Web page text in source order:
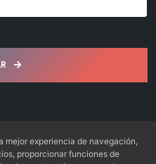
mejor experiencia de navegación,
proporcionar funciones de